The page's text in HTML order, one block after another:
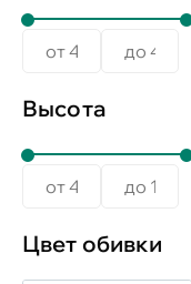
Высота
Цвет обивки